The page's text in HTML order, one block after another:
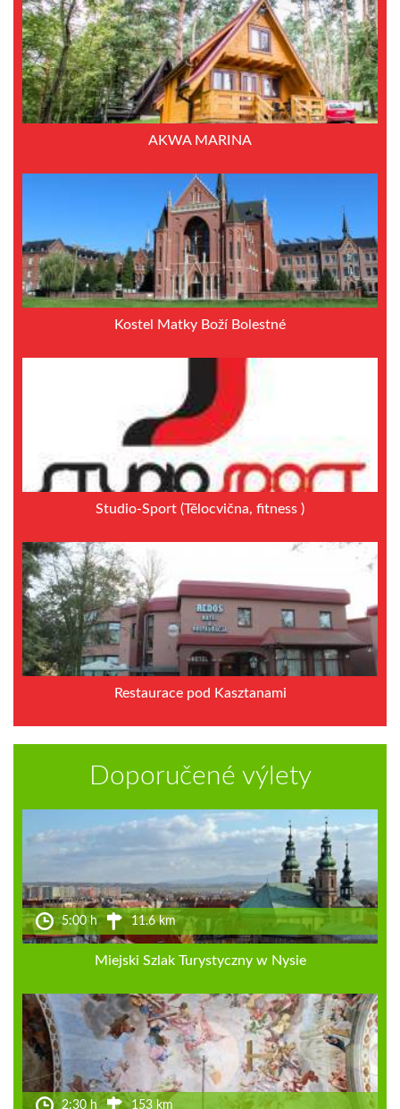
AKWA MARINA
Kostel Matky Boží Bolestné
Studio-Sport (Tělocvična, fitness )
Restaurace pod Kasztanami
Doporučené výlety
5:00 h 11.6 km
Miejski Szlak Turystyczny w Nysie
2:30 h 153 km